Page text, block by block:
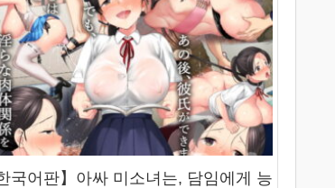
국어판】아싸 미소녀는, 담임에게 능